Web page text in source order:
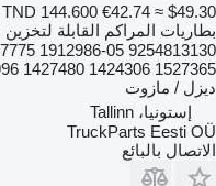
TND 144.600 €42.74 ≈ $49.30
بطاريات المراكم القابلة لتخزين
1912986
1427480 1424306 1527365
ديزل / مازوت
إستونيا، Tallinn
TruckParts Eesti OÜ
الاتصال بالبائع